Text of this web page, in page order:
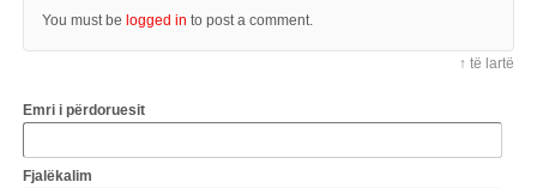
You must be logged in to post a comment.
↑ të lartë
Emri i përdoruesit
Fjalëkalim